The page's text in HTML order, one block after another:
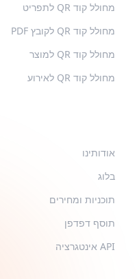
מחולל קוד QR לתפריט
מחולל קוד QR לקובץ PDF
מחולל קוד QR למוצר
מחולל קוד QR לאירוע
אודותינו
בלוג
תוכניות ומחירים
תוסף דפדפן
API אינטגרציה